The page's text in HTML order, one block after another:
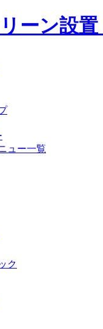
ュー一覧
ク